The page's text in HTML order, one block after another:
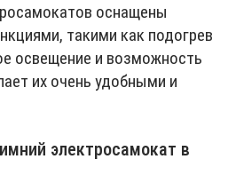
оснащены
такими как подогрев
освещение и возможность
их очень удобными и
электросамокат в